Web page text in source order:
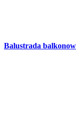
Balustrada ozdobna